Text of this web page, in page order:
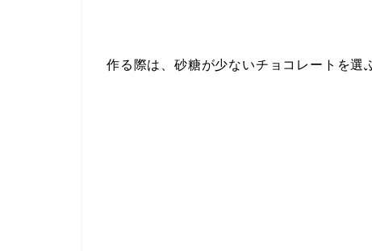
作る際は、砂糖が少ないチョコレートを選